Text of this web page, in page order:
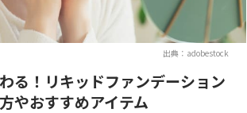
出典：adobestock
る！リキッドファンデーション
やおすすめアイテム